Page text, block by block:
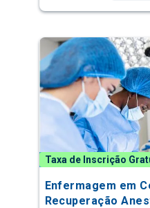
Taxa de Inscrição
Enfermagem em
Recuperação